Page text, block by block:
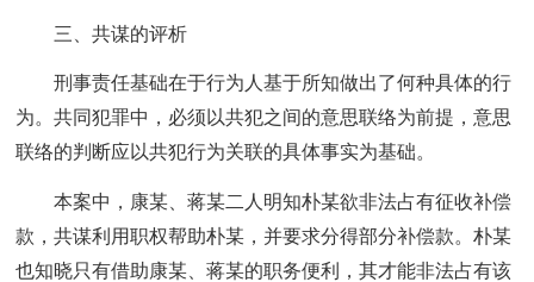
三、共谋的评析
刑事责任基础在于行为人基于所知做出了何种具体的行
为。共同犯罪中，必须以共犯之间的意思联络为前提，意思
联络的判断应以共犯行为关联的具体事实为基础。
本案中，康某、蒋某二人明知朴某欲非法占有征收补偿
款，共谋利用职权帮助朴某，并要求分得部分补偿款。朴某
也知晓只有借助康某、蒋某的职务便利，其才能非法占有该